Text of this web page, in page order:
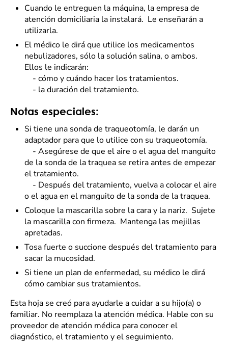
Cuando le entreguen la máquina, la empresa de
atención domiciliaria la instalará. Le enseñarán a
utilizarla.
El médico le dirá que utilice los medicamentos
nebulizadores, sólo la solución salina, o ambos.
Ellos le indicarán:
- cómo y cuándo hacer los tratamientos.
- la duración del tratamiento.
Notas especiales:
Si tiene una sonda de traqueotomía, le darán un
adaptador para que lo utilice con su traqueotomía.
- Asegúrese de que el aire o el agua del manguito
de la sonda de la traquea se retira antes de empezar
el tratamiento.
- Después del tratamiento, vuelva a colocar el aire
o el agua en el manguito de la sonda de la traquea.
Coloque la mascarilla sobre la cara y la nariz. Sujete
la mascarilla con firmeza. Mantenga las mejillas
apretadas.
Tosa fuerte o succione después del tratamiento para
sacar la mucosidad.
Si tiene un plan de enfermedad, su médico le dirá
cómo cambiar sus tratamientos.
Esta hoja se creó para ayudarle a cuidar a su hijo(a) o
familiar. No reemplaza la atención médica. Hable con su
proveedor de atención médica para conocer el
diagnóstico, el tratamiento y el seguimiento.